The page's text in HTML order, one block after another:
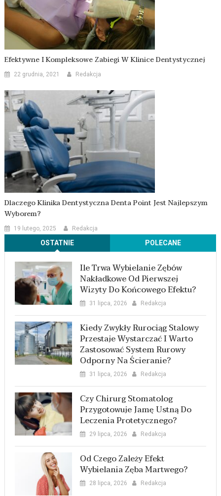
Efektywne I Kompleksowe Zabiegi W Klinice Dentystycznej
22 grudnia, 2021 Redakcja
Dlaczego Klinika Dentystyczna Denta Point Jest Najlepszym
Wyborem?
19 lutego, 2025 Redakcja
OSTATNIE POLECANE
Ile Trwa Wybielanie Zębów
Nakładkowe Od Pierwszej
Wizyty Do Końcowego Efektu?
31 lipca, 2026 Redakcja
Kiedy Zwykły Rurociąg Stalowy
Przestaje Wystarczać I Warto
Zastosować System Rurowy
Odporny Na Ścieranie?
31 lipca, 2026 Redakcja
Czy Chirurg Stomatolog
Przygotowuje Jamę Ustną Do
Leczenia Protetycznego?
29 lipca, 2026 Redakcja
Od Czego Zależy Efekt
Wybielania Zęba Martwego?
28 lipca, 2026 Redakcja